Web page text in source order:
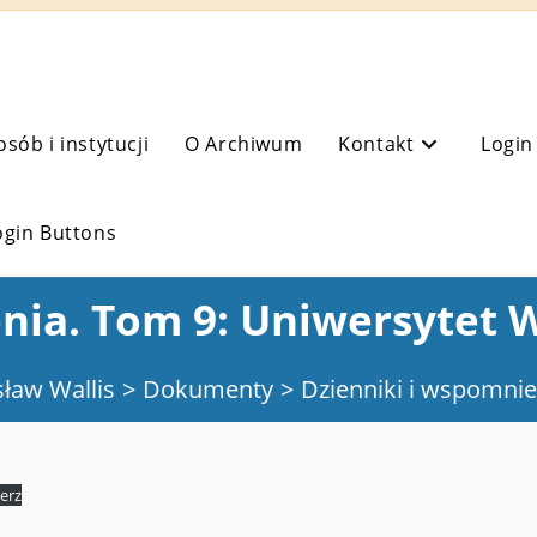
i instytucji O Archiwum Kontakt Login
Buttons
Tom 9: Uniwersytet
Wallis > Dokumenty > Dzienniki i